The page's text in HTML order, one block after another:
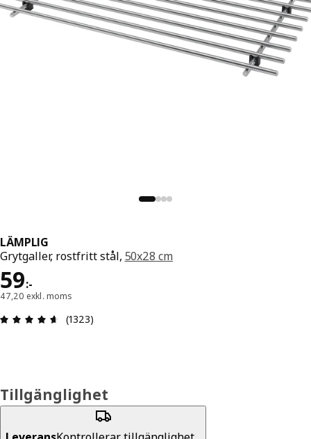
LÄMPLIG
Grytgaller, rostfritt stål, 50x28 cm
59:-
Pris 59:-
47,20 exkl. moms
Recension: 4.6 utav 5 stjärnor. Totalt antal
(1323)
Tillgänglighet